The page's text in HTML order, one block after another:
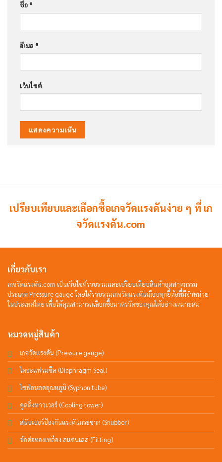
ชื่อ *
อีเมล *
เว็บไซต์
เปรียบเทียบและเลือกซื้อเกจวัดแรงดันง่าย ๆ ที่ เก
จวัดแรงดัน.com
เกี่ยวกับเรา
เกจวัดแรงดัน.com เป็นเว็บไซต์รวบรวมและเปรียบเทียบสินค้าอุตสาหกรรม
ประเภท Pressure gauge โดยได้รวบรวมเกจวัดแรงดันเกือบทุกยี่ห้อที่มีจำหน่าย
ในประเทศไทย เพื่อให้คุณสามารถเลือกซื้อมาตรวัดของคุณได้อย่างเหมาะสม
หมวดหมู่สินค้า
เกจวัดแรงดัน (Pressure gauge)
ไดอะแฟรมซีล (Diaphragm Seal)
ไซฟ่อนลดอุณหภูมิ (Syphon tube)
คูลลิ่งทาวเวอร์ (Cooling tower)
สนับเบอร์ป้องกันแรงดันกระชาก (Snubber)
ข้อต่อทองเหลือง สแตนเลส (Fitting)